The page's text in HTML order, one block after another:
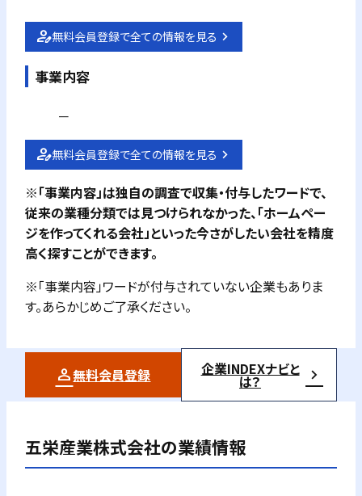
無料会員登録で全ての情報を見る
事業内容
－
無料会員登録で全ての情報を見る
※「事業内容」は独自の調査で収集・付与したワードで、
従来の業種分類では見つけられなかった、「ホームペー
ジを作ってくれる会社」といった今さがしたい会社を精度
高く探すことができます。
※「事業内容」ワードが付与されていない企業もありま
す。あらかじめご了承ください。
無料会員登録 企業INDEXナビと
は？
五栄産業株式会社の業績情報